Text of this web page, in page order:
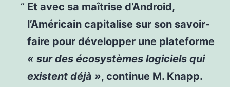
Et avec sa maîtrise d’Android,
l’Américain capitalise sur son savoir-
faire pour développer une plateforme
« sur des écosystèmes logiciels qui
existent déjà », continue M. Knapp.